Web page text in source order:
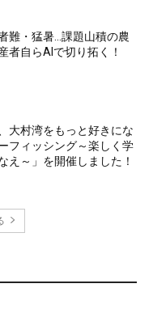
難・猛暑…課題山積の農
者自らAIで切り拓く！
大村湾をもっと好きにな
フィッシング～楽しく学
え～」を開催しました！